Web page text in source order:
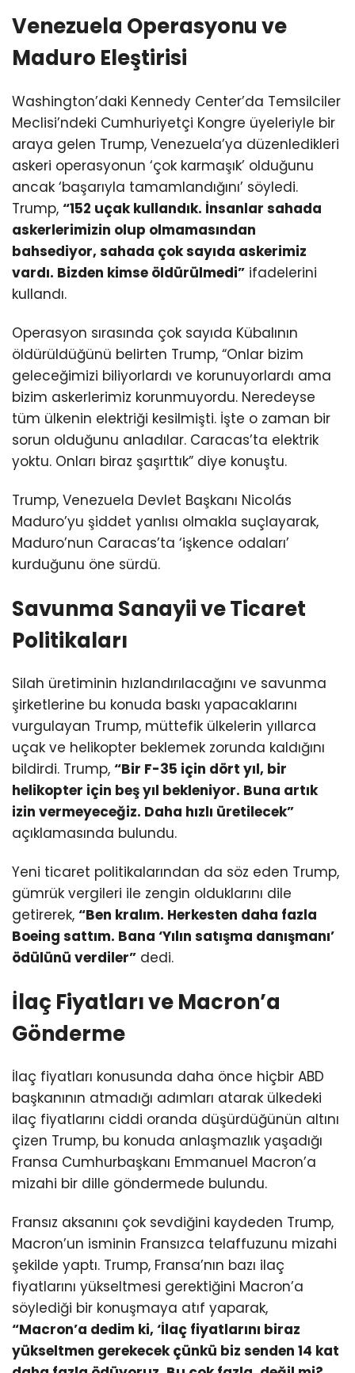
Venezuela Operasyonu ve
Maduro Eleştirisi
Washington’daki Kennedy Center’da Temsilciler
Meclisi’ndeki Cumhuriyetçi Kongre üyeleriyle bir
araya gelen Trump, Venezuela’ya düzenledikleri
askeri operasyonun ‘çok karmaşık’ olduğunu
ancak ‘başarıyla tamamlandığını’ söyledi.
Trump, “152 uçak kullandık. İnsanlar sahada
askerlerimizin olup olmamasından
bahsediyor, sahada çok sayıda askerimiz
vardı. Bizden kimse öldürülmedi” ifadelerini
kullandı.
Operasyon sırasında çok sayıda Kübalının
öldürüldüğünü belirten Trump, “Onlar bizim
geleceğimizi biliyorlardı ve korunuyorlardı ama
bizim askerlerimiz korunmuyordu. Neredeyse
tüm ülkenin elektriği kesilmişti. İşte o zaman bir
sorun olduğunu anladılar. Caracas’ta elektrik
yoktu. Onları biraz şaşırttık” diye konuştu.
Trump, Venezuela Devlet Başkanı Nicolás
Maduro’yu şiddet yanlısı olmakla suçlayarak,
Maduro’nun Caracas’ta ‘işkence odaları’
kurduğunu öne sürdü.
Savunma Sanayii ve Ticaret
Politikaları
Silah üretiminin hızlandırılacağını ve savunma
şirketlerine bu konuda baskı yapacaklarını
vurgulayan Trump, müttefik ülkelerin yıllarca
uçak ve helikopter beklemek zorunda kaldığını
bildirdi. Trump, “Bir F-35 için dört yıl, bir
helikopter için beş yıl bekleniyor. Buna artık
izin vermeyeceğiz. Daha hızlı üretilecek”
açıklamasında bulundu.
Yeni ticaret politikalarından da söz eden Trump,
gümrük vergileri ile zengin olduklarını dile
getirerek, “Ben kralım. Herkesten daha fazla
Boeing sattım. Bana ‘Yılın satışma danışmanı’
ödülünü verdiler” dedi.
İlaç Fiyatları ve Macron’a
Gönderme
İlaç fiyatları konusunda daha önce hiçbir ABD
başkanının atmadığı adımları atarak ülkedeki
ilaç fiyatlarını ciddi oranda düşürdüğünün altını
çizen Trump, bu konuda anlaşmazlık yaşadığı
Fransa Cumhurbaşkanı Emmanuel Macron’a
mizahi bir dille göndermede bulundu.
Fransız aksanını çok sevdiğini kaydeden Trump,
Macron’un isminin Fransızca telaffuzunu mizahi
şekilde yaptı. Trump, Fransa’nın bazı ilaç
fiyatlarını yükseltmesi gerektiğini Macron’a
söylediği bir konuşmaya atıf yaparak,
“Macron’a dedim ki, ‘İlaç fiyatlarını biraz
yükseltmen gerekecek çünkü biz senden 14 kat